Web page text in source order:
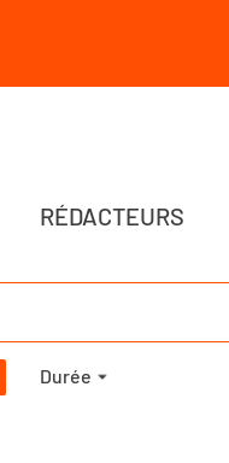
RÉDACTEURS
Durée